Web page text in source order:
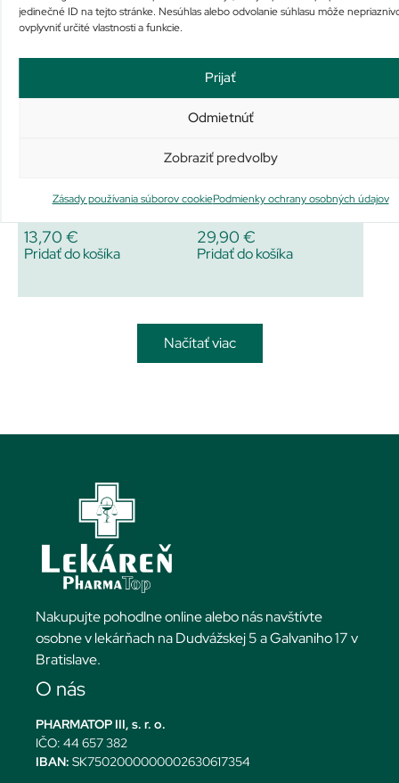
jedinečné ID na tejto stránke. Nesúhlas alebo odvolanie súhlasu môže
ovplyvniť určité vlastnosti a funkcie.
Prijať
Odmietnúť
Zobraziť predvoľby
Zásady používania súborov cookiePodmienky ochrany osobných údajov
Pridať do košíka Pridať do košíka
13,70 €
Pridať do košíka
29,90 €
Pridať do košíka
Načítať viac
Nakupujte pohodlne online alebo nás navštívte
osobne v lekárňach na Dudvážskej 5 a Galvaniho 17 v
Bratislave.
O nás
PHARMATOP III, s. r. o.
IČO: 44 657 382
IBAN: SK7502000000002630617354